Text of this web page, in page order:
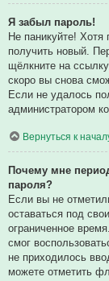
Я забыл пароль!
Не паникуйте! Хотя
получить новый.
щёлкните на ссылку
скоро вы снова
Если не удалось
администратором
Вернуться к
Почему мне
пароля?
Если вы не
оставаться под
ограниченное
смог
не приходилось
можете отметить